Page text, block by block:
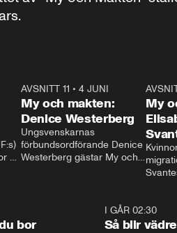
26:27
23:40
AVSNITT 11 •4 JUNI
My och makten:
Denice Westerberg
Ungsvenskarnas
förbundsordförande Denice
Westerberg gästar My och
My
bor
I GÅR 02:30
Så blir